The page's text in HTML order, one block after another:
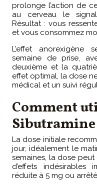
prolonge l’action de
au cerveau le signal
Résultat : vous
et vous consommez
L’effet anorexigène
semaine de prise,
deuxième et la
effet optimal, la dose
médical et un suivi
Comment
Sibutramine
La dose initiale
jour, idéalement le
semaines, la dose
d’effets
réduite à 5 mg ou